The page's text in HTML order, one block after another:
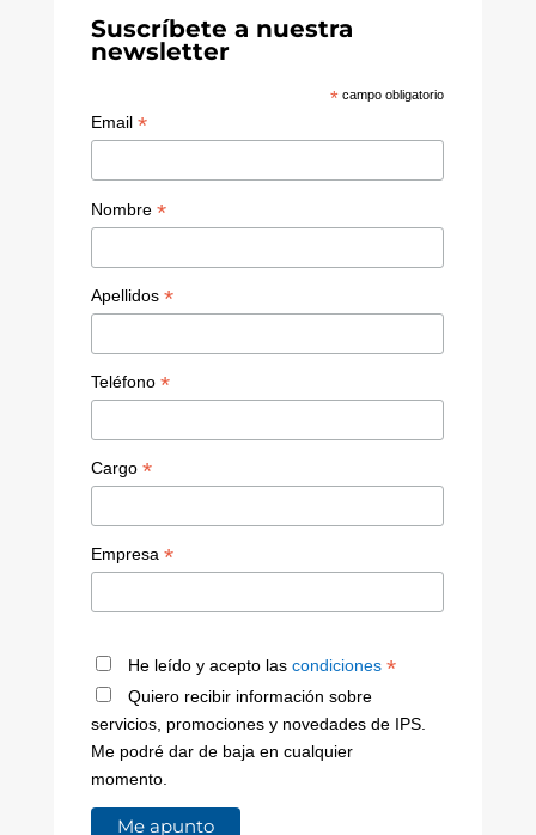
Suscríbete a nuestra
newsletter
*campo obligatorio
Email *
Nombre *
Apellidos *
Teléfono *
Cargo *
Empresa *
He leído y acepto las condiciones *
Quiero recibir información sobre
servicios, promociones y novedades de IPS.
Me podré dar de baja en cualquier
momento.